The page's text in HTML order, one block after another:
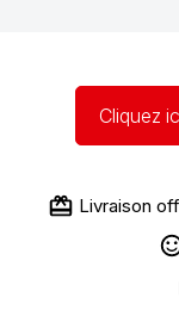
Cliquez
Livraison